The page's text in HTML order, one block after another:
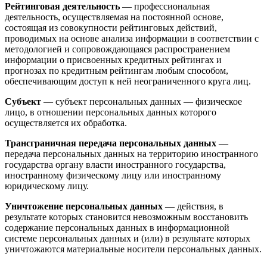
Рейтинговая деятельность — профессиональная
деятельность, осуществляемая на постоянной основе,
состоящая из совокупности рейтинговых действий,
проводимых на основе анализа информации в соответствии с
методологией и сопровождающаяся распространением
информации о присвоенных кредитных рейтингах и
прогнозах по кредитным рейтингам любым способом,
обеспечивающим доступ к ней неограниченного круга лиц.
Субъект — субъект персональных данных — физическое
лицо, в отношении персональных данных которого
осуществляется их обработка.
Трансграничная передача персональных данных —
передача персональных данных на территорию иностранного
государства органу власти иностранного государства,
иностранному физическому лицу или иностранному
юридическому лицу.
Уничтожение персональных данных — действия, в
результате которых становится невозможным восстановить
содержание персональных данных в информационной
системе персональных данных и (или) в результате которых
уничтожаются материальные носители персональных данных.